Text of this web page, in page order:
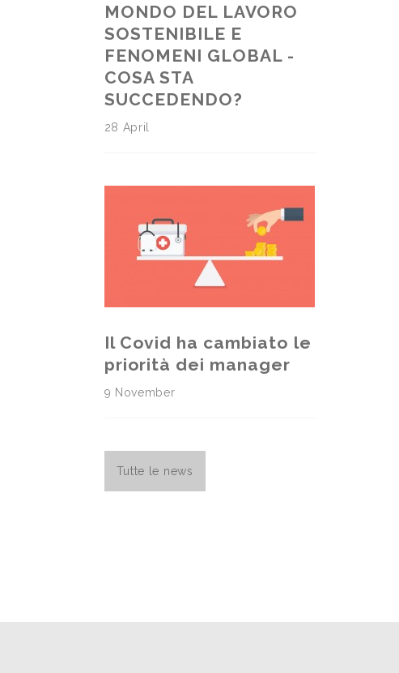
MONDO DEL LAVORO
SOSTENIBILE E
FENOMENI GLOBAL -
COSA STA
SUCCEDENDO?
28 April
Il Covid ha cambiato le
priorità dei manager
9 November
Tutte le news